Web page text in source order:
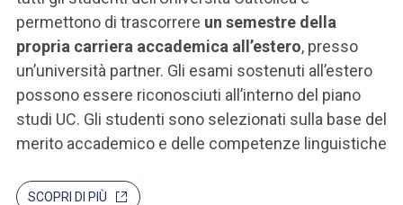
permettono di trascorrere un semestre della
propria carriera accademica all’estero, presso
un’università partner. Gli esami sostenuti all’estero
possono essere riconosciuti all’interno del piano
studi UC. Gli studenti sono selezionati sulla base del
merito accademico e delle competenze linguistiche
SCOPRI DI PIÙ